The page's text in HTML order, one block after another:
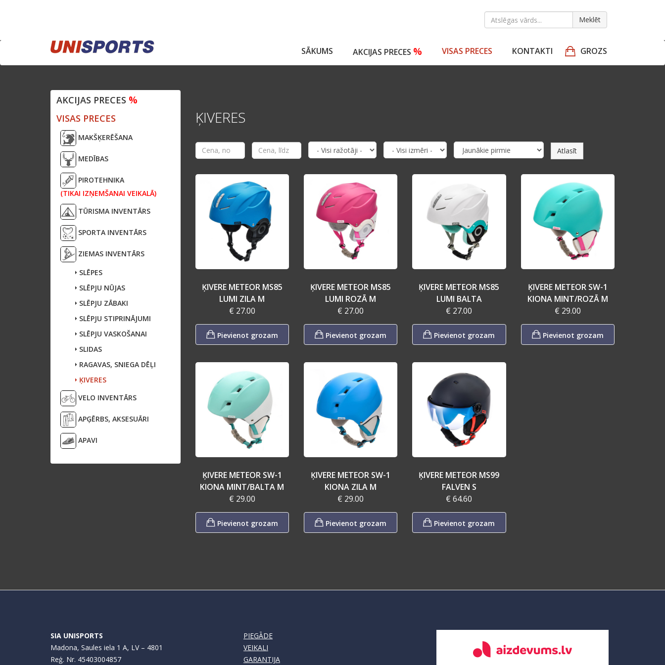
Meklēt
SĀKUMS AKCIJAS PRECES % VISAS PRECES KONTAKTI GROZS
AKCIJAS PRECES %
VISAS PRECES
MAKŠĶERĒŠANA
MEDĪBAS
PIROTEHNIKA
(TIKAI IZŅEMŠANAI VEIKALĀ)
TŪRISMA INVENTĀRS
SPORTA INVENTĀRS
ZIEMAS INVENTĀRS
SLĒPES
SLĒPJU NŪJAS
SLĒPJU ZĀBAKI
SLĒPJU STIPRINĀJUMI
SLĒPJU VASKOŠANAI
SLIDAS
RAGAVAS, SNIEGA DĒĻI
ĶIVERES
VELO INVENTĀRS
APĢĒRBS, AKSESUĀRI
APAVI
ĶIVERES
ĶIVERE METEOR MS85
LUMI ZILA M
€ 27.00
Pievienot grozam
ĶIVERE METEOR MS85
LUMI ROZĀ M
€ 27.00
Pievienot grozam
ĶIVERE METEOR MS85
LUMI BALTA
€ 27.00
Pievienot grozam
ĶIVERE METEOR SW-1
KIONA MINT/ROZĀ M
€ 29.00
Pievienot grozam
ĶIVERE METEOR SW-1
KIONA MINT/BALTA M
€ 29.00
Pievienot grozam
ĶIVERE METEOR SW-1
KIONA ZILA M
€ 29.00
Pievienot grozam
ĶIVERE METEOR MS99
FALVEN S
€ 64.60
Pievienot grozam
SIA UNISPORTS
Madona, Saules iela 1 A, LV – 4801
Reģ. Nr. 45403004857
PIEGĀDE
VEIKALI
GARANTIJA